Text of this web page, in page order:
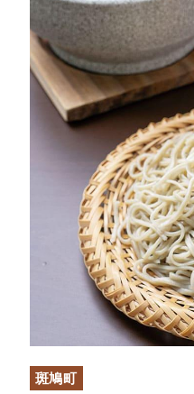
斑鳩町